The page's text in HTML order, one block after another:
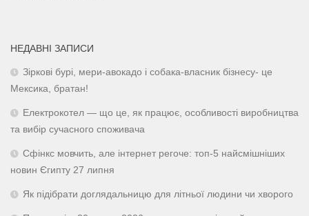
НЕДАВНІ ЗАПИСИ
Зіркові бурі, мери-авокадо і собака-власник бізнесу- це
Мексика, братан!
Електрокотел — що це, як працює, особливості виробництва
та вибір сучасного споживача
Сфінкс мовчить, але інтернет регоче: топ-5 найсмішніших
новин Єгипту 27 липня
Як підібрати доглядальницю для літньої людини чи хворого